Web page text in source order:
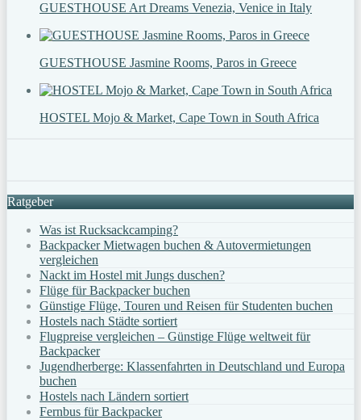
GUESTHOUSE Art Dreams Venezia, Venice in Italy
GUESTHOUSE Jasmine Rooms, Paros in Greece
HOSTEL Mojo & Market, Cape Town in South Africa
Ratgeber
Was ist Rucksackcamping?
Backpacker Mietwagen buchen & Autovermietungen
vergleichen
Nackt im Hostel mit Jungs duschen?
Flüge für Backpacker buchen
Günstige Flüge, Touren und Reisen für Studenten buchen
Hostels nach Städte sortiert
Flugpreise vergleichen – Günstige Flüge weltweit für
Backpacker
Jugendherberge: Klassenfahrten in Deutschland und Europa
buchen
Hostels nach Ländern sortiert
Fernbus für Backpacker